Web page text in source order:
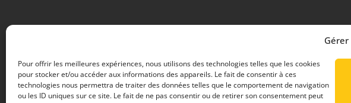
Pour offrir les meilleures expériences, nous utilisons des technologies telles que les cookies
pour stocker et/ou accéder aux informations des appareils. Le fait de consentir à ces
technologies nous permettra de traiter des données telles que le comportement de navigation
ou les ID uniques sur ce site. Le fait de ne pas consentir ou de retirer son consentement peut